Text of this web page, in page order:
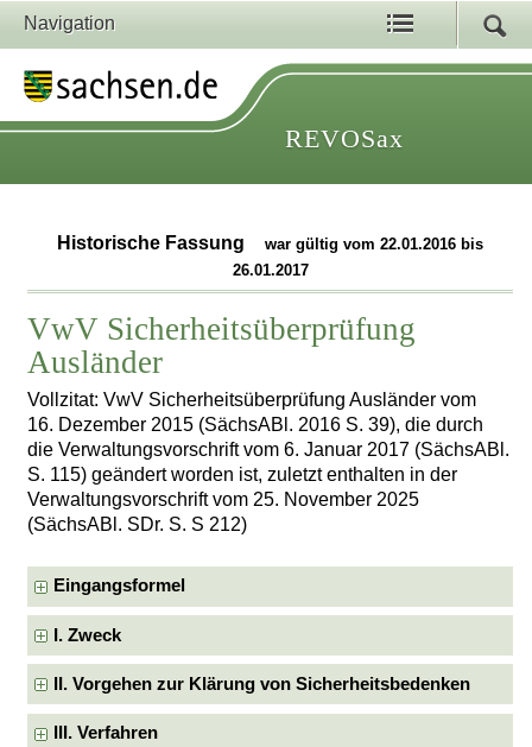
Navigation
REVOSax
Historische Fassung
war gültig vom 22.01.2016 bis
26.01.2017
VwV Sicherheitsüberprüfung
Ausländer
Vollzitat: VwV Sicherheitsüberprüfung Ausländer vom
16. Dezember 2015 (SächsABl. 2016 S. 39), die durch
die Verwaltungsvorschrift vom 6. Januar 2017 (SächsABl.
S. 115) geändert worden ist, zuletzt enthalten in der
Verwaltungsvorschrift vom 25. November 2025
(SächsABl. SDr. S. S 212)
Eingangsformel
I. Zweck
II. Vorgehen zur Klärung von Sicherheitsbedenken
III. Verfahren